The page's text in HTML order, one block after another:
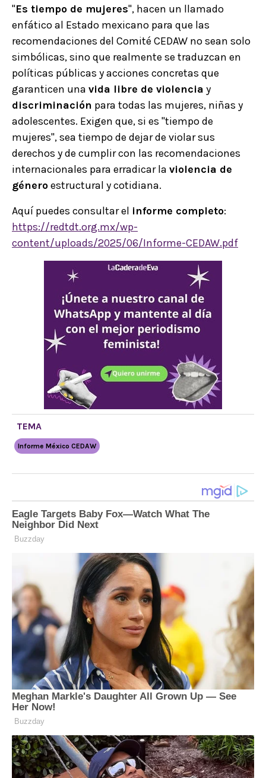
"Es tiempo de mujeres", hacen un llamado
enfático al Estado mexicano para que las
recomendaciones del Comité CEDAW no sean solo
simbólicas, sino que realmente se traduzcan en
políticas públicas y acciones concretas que
garanticen una vida libre de violencia y
discriminación para todas las mujeres, niñas y
adolescentes. Exigen que, si es "tiempo de
mujeres", sea tiempo de dejar de violar sus
derechos y de cumplir con las recomendaciones
internacionales para erradicar la violencia de
géneroestructural y cotidiana.
Aquí puedes consultar el informe completo:
https://redtdt.org.mx/wp-
content/uploads/2025/06/Informe-CEDAW.pdf
TEMA
Informe México CEDAW